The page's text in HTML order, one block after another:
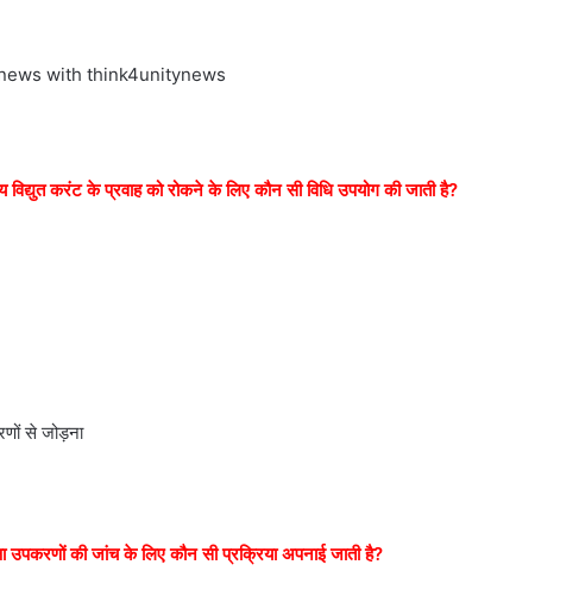
with think4unitynews
करंट के प्रवाह को रोकने के लिए कौन सी विधि उपयोग की जाती है?
से जोड़ना
उपकरणों की जांच के लिए कौन सी प्रक्रिया अपनाई जाती है?